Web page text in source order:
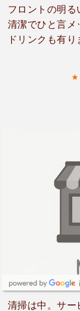
フロントの明る
清潔でひと言メ
ドリンクも有
され漫画も豊
清掃は中。サー